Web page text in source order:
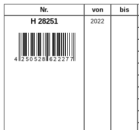
Nr. von bis
H 28251 2022